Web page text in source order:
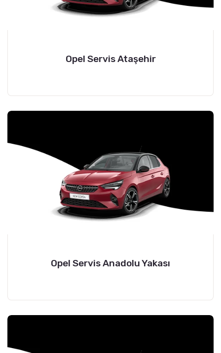
Opel Servis Ataşehir
Opel Servis Anadolu Yakası